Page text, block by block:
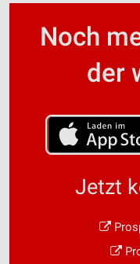
Noch
der
Jetzt